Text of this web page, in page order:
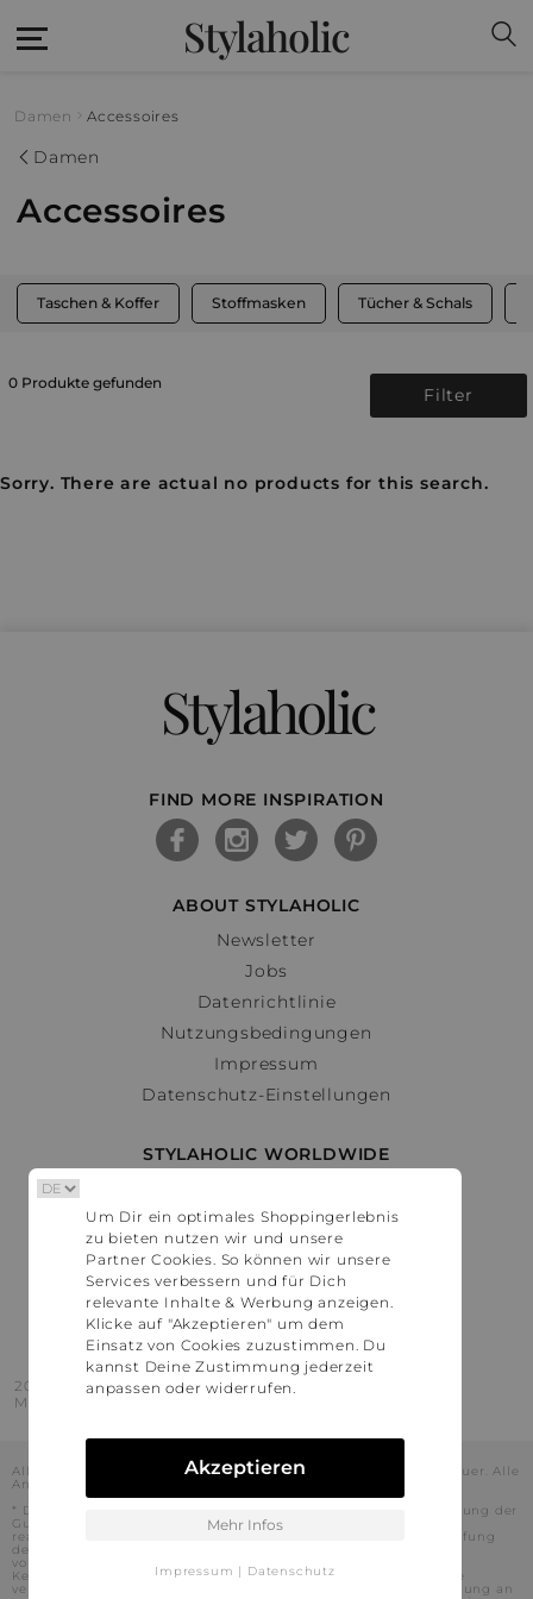
Stylaholic
Damen Accessoires
Damen
Accessoires
Taschen & Koffer Stoffmasken Tücher & Schals
0 Produkte gefunden
Filter
Sorry. There are actual no products for this search.
Stylaholic
FIND MORE INSPIRATION
ABOUT STYLAHOLIC
Newsletter
Jobs
Datenrichtlinie
Nutzungsbedingungen
Impressum
Datenschutz-Einstellungen
STYLAHOLIC WORLDWIDE
Österreich
Schweiz
France
United States
2016 - 2026 © Stylaholic.
Made for you with love in munich.
Alle Preise inkl. der jeweils geltenden gesetzlichen Mehrwertsteuer. Alle
Angaben ohne Gewähr.
* Die angezeigten Preise beinhalten Rabatte, die durch die Nutzung der
Gutschein-Codes auf den Seiten unserer Partner voraussichtlich
realisiert werden können. Stylaholic führt keine vollständige Prüfung
der Gutschein-Codes durch und es kann daher in Einzelfällen
vorkommen, dass die Gutscheine abweichend von unserem
Kenntnisstand bei dem jeweiligen Shop nicht oder nur teilweise
verwendet werden können. Darüber hinaus kann deren Verwendung an
Um Dir ein optimales Shoppingerlebnis
zu bieten nutzen wir und unsere
Partner Cookies. So können wir unsere
Services verbessern und für Dich
relevante Inhalte & Werbung anzeigen.
Klicke auf "Akzeptieren" um dem
Einsatz von Cookies zuzustimmen. Du
kannst Deine Zustimmung jederzeit
anpassen oder widerrufen.
Akzeptieren
Mehr Infos
Impressum | Datenschutz